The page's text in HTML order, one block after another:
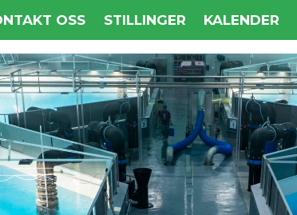
OSS STILLINGER KALENDER